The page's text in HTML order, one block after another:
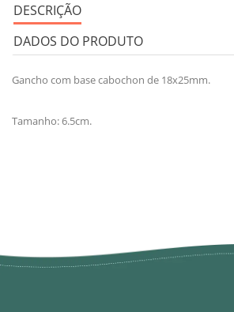
DESCRIÇÃO
DADOS DO PRODUTO
Gancho com base cabochon de 18x25mm.
Tamanho: 6.5cm.